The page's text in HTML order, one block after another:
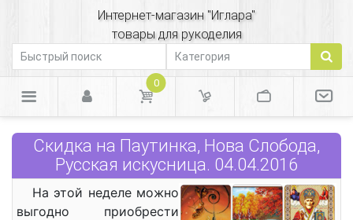
Интернет-магазин "Иглара"
товары для рукоделия
0
Скидка на Паутинка, Нова Слобода,
Русская искусница. 04.04.2016
На этой неделе можно
выгодно приобрести